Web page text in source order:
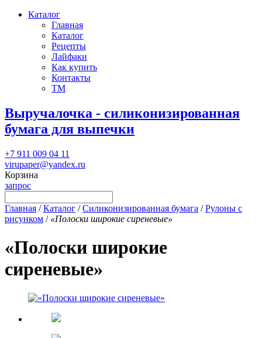
Каталог
Главная
Каталог
Рецепты
Лайфаки
Как купить
Контакты
ТМ
Выручалочка - силиконизированная
бумага для выпечки
+7 911 009 04 11
virupaper@yandex.ru
Корзина
запрос
Главная /Каталог /Силиконизированная бумага /Рулоны с
рисунком / «Полоски широкие сиреневые»
«Полоски широкие
сиреневые»